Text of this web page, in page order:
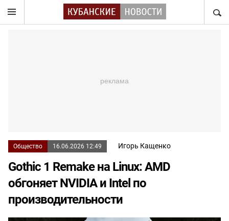
Общество 16.06.2026 12:49 Игорь Кащенко
Gothic 1 Remake на Linux: AMD
обгоняет NVIDIA и Intel по
производительности